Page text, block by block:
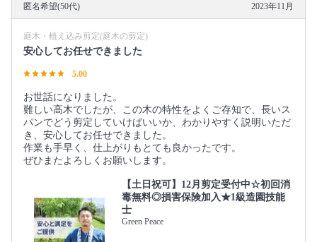
匿名希望(50代) 2023年11月
庭木・植え込み剪定(庭木の剪定)
安心してお任せできました
5.00
お世話になりました。
難しい高木でしたが、この木の特性をよくご存知で、長いス
パンでどう剪定していけばいいか、わかりやすく説明いただ
き、安心してお任せできました。
作業も手早く、仕上がりもとても良かったです。
ぜひまたよろしくお願いします。
【土日祝可】12月剪定受付中☆初回消
毒無料◎損害保険加入★1級造園技能
士
Green Peace